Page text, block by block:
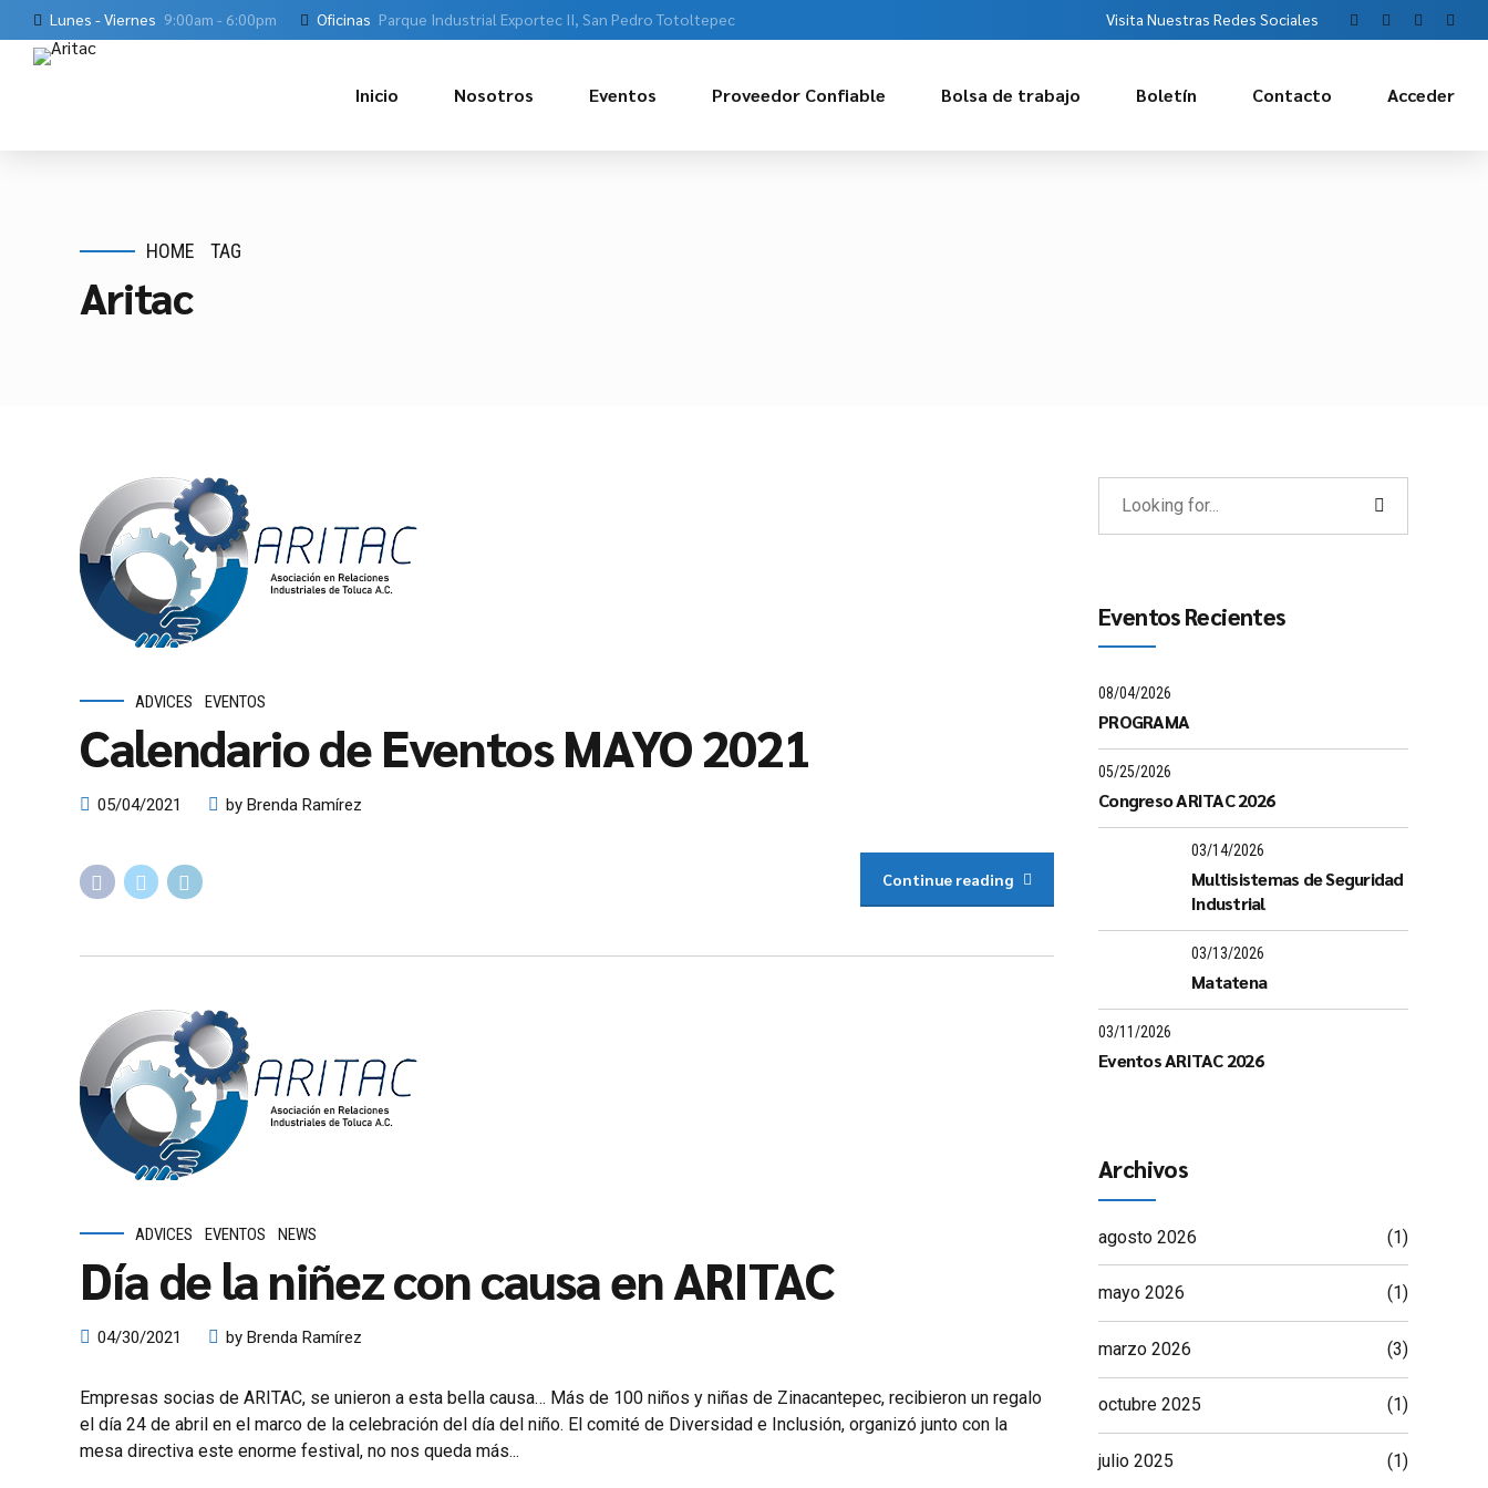
Lunes - Viernes 9:00am - 6:00pm Oficinas Parque Industrial Exportec II, San Pedro Totoltepec Visita Nuestras Redes Sociales
Inicio Nosotros Eventos Proveedor Confiable Bolsa de trabajo Boletín Contacto Acceder
HOME TAG
Aritac
ADVICES EVENTOS
Calendario de Eventos MAYO 2021
05/04/2021 by Brenda Ramírez
Continue reading
ADVICES EVENTOS NEWS
Día de la niñez con causa en ARITAC
04/30/2021 by Brenda Ramírez
Empresas socias de ARITAC, se unieron a esta bella causa… Más de 100 niños y niñas de Zinacantepec, recibieron un regalo
el día 24 de abril en el marco de la celebración del día del niño. El comité de Diversidad e Inclusión, organizó junto con la
mesa directiva este enorme festival, no nos queda más...
Eventos Recientes
08/04/2026
PROGRAMA
05/25/2026
Congreso ARITAC 2026
03/14/2026
Multisistemas de Seguridad
Industrial
03/13/2026
Matatena
03/11/2026
Eventos ARITAC 2026
Archivos
agosto 2026 (1)
mayo 2026 (1)
marzo 2026 (3)
octubre 2025 (1)
julio 2025 (1)